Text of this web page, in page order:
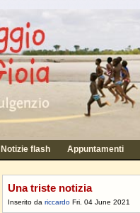
Notizie flash Appuntamenti
Una triste notizia
Inserito da riccardoFri. 04 June 2021